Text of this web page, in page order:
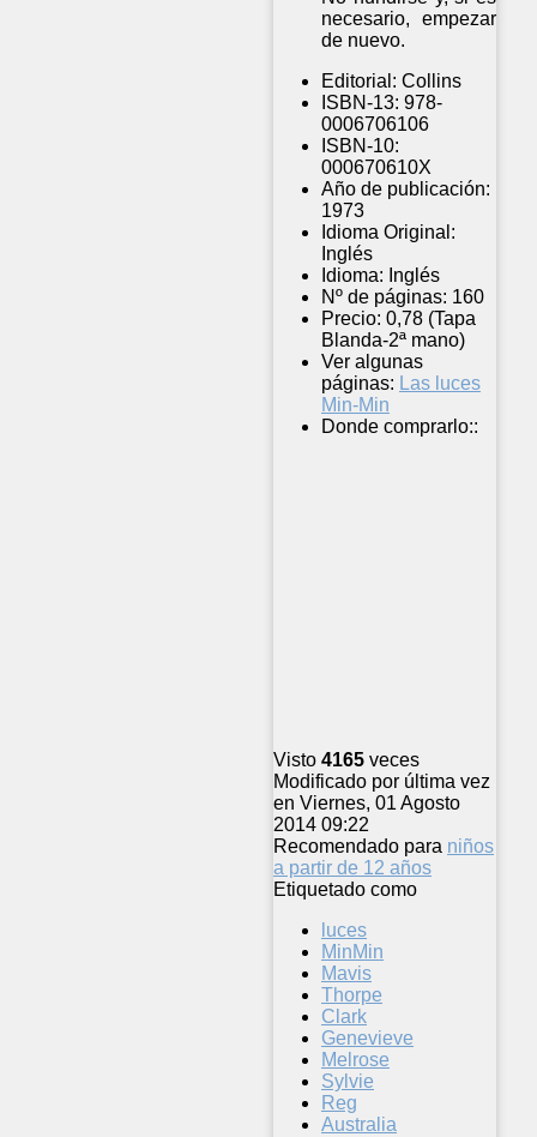
necesario, empezar
de nuevo.
Editorial: Collins
ISBN-13: 978-
0006706106
ISBN-10:
000670610X
Año de publicación:
1973
Idioma Original:
Inglés
Idioma: Inglés
Nº de páginas: 160
Precio: 0,78 (Tapa
Blanda-2ª mano)
Ver algunas
páginas: Las luces
Min-Min
Donde comprarlo::
Visto 4165 veces
Modificado por última vez
en Viernes, 01 Agosto
2014 09:22
Recomendado para niños
a partir de 12 años
Etiquetado como
luces
MinMin
Mavis
Thorpe
Clark
Genevieve
Melrose
Sylvie
Reg
Australia